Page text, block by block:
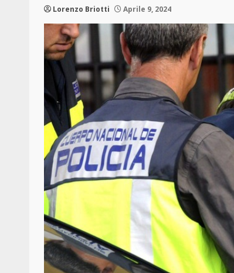
Lorenzo Briotti Aprile 9, 2024